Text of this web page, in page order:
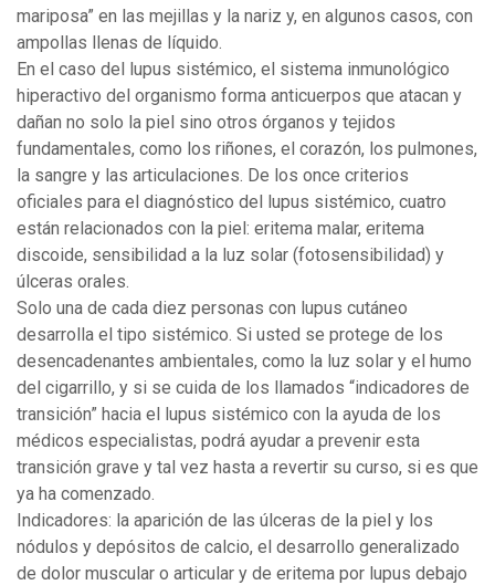
mariposa” en las mejillas y la nariz y, en algunos casos, con
ampollas llenas de líquido.
En el caso del lupus sistémico, el sistema inmunológico
hiperactivo del organismo forma anticuerpos que atacan y
dañan no solo la piel sino otros órganos y tejidos
fundamentales, como los riñones, el corazón, los pulmones,
la sangre y las articulaciones. De los once criterios
oficiales para el diagnóstico del lupus sistémico, cuatro
están relacionados con la piel: eritema malar, eritema
discoide, sensibilidad a la luz solar (fotosensibilidad) y
úlceras orales.
Solo una de cada diez personas con lupus cutáneo
desarrolla el tipo sistémico. Si usted se protege de los
desencadenantes ambientales, como la luz solar y el humo
del cigarrillo, y si se cuida de los llamados “indicadores de
transición” hacia el lupus sistémico con la ayuda de los
médicos especialistas, podrá ayudar a prevenir esta
transición grave y tal vez hasta a revertir su curso, si es que
ya ha comenzado.
Indicadores: la aparición de las úlceras de la piel y los
nódulos y depósitos de calcio, el desarrollo generalizado
de dolor muscular o articular y de eritema por lupus debajo